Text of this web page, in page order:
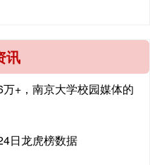
讯
+，南京大学校园媒体的
日龙虎榜数据